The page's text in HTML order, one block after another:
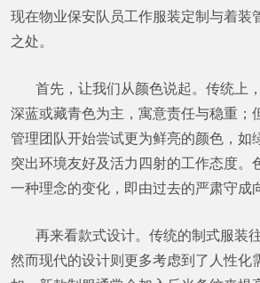
现在物业保安队员工作服装定制与着装
之处。
首先，让我们从颜色说起。传统上
深蓝或藏青色为主，寓意责任与稳重；
管理团队开始尝试更为鲜亮的颜色，如
突出环境友好及活力四射的工作态度。
一种理念的变化，即由过去的严肃守成
再来看款式设计。传统的制式服装
然而现代的设计则更多考虑到了人性化